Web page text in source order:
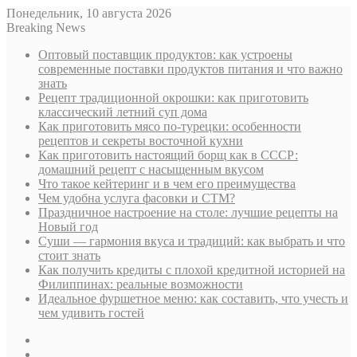
Понедельник, 10 августа 2026
Breaking News
Оптовый поставщик продуктов: как устроены
современные поставки продуктов питания и что важно
знать
Рецепт традиционной окрошки: как приготовить
классический летний суп дома
Как приготовить мясо по-турецки: особенности
рецептов и секреты восточной кухни
Как приготовить настоящий борщ как в СССР:
домашний рецепт с насыщенным вкусом
Что такое кейтеринг и в чем его преимущества
Чем удобна услуга фасовки и СТМ?
Праздничное настроение на столе: лучшие рецепты на
Новый год
Суши — гармония вкуса и традиций: как выбрать и что
стоит знать
Как получить кредиты с плохой кредитной историей на
Филиппинах: реальные возможности
Идеальное фуршетное меню: как составить, что учесть и
чем удивить гостей